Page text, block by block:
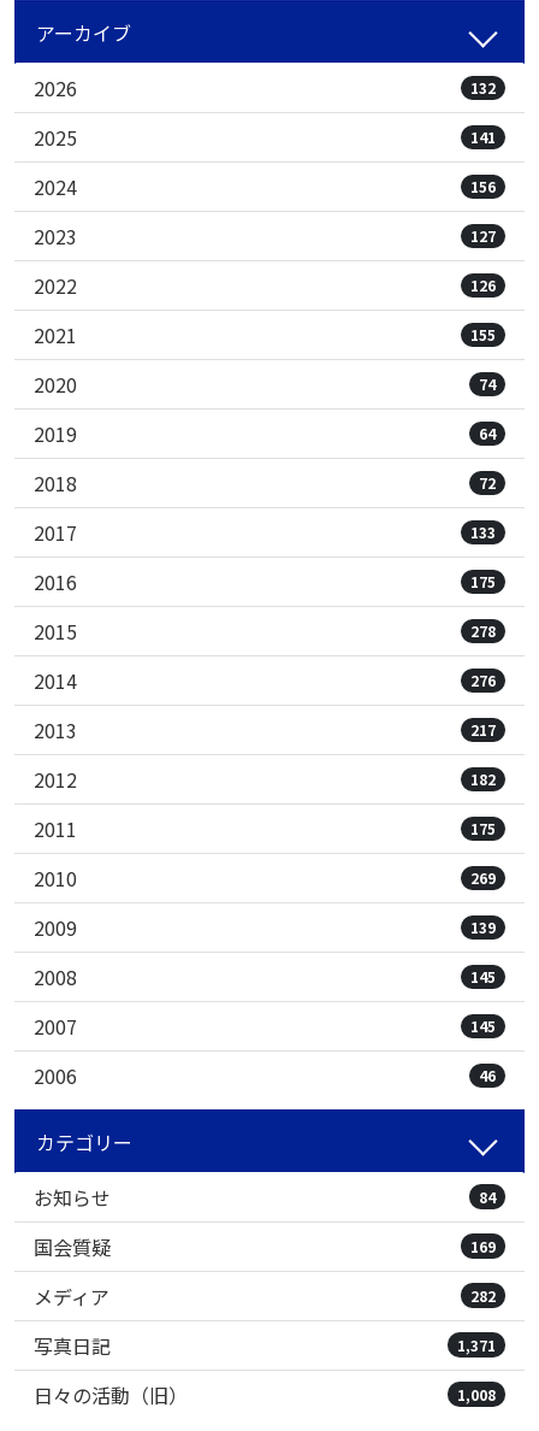
アーカイブ
2026
132
2025 141
2024 156
2023 127
2022 126
2021 155
2020 74
2019 64
2018 72
2017 133
2016 175
2015 278
2014 276
2013 217
2012 182
2011 175
2010 269
2009 139
2008 145
2007 145
2006 46
カテゴリー
お知らせ
84
国会質疑 169
メディア 282
写真日記 1,371
日々の活動（旧） 1,008